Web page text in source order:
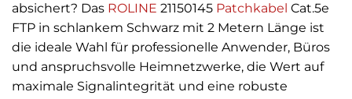
absichert? Das ROLINE 21150145 Patchkabel Cat.5e
FTP in schlankem Schwarz mit 2 Metern Länge ist
die ideale Wahl für professionelle Anwender, Büros
und anspruchsvolle Heimnetzwerke, die Wert auf
maximale Signalintegrität und eine robuste